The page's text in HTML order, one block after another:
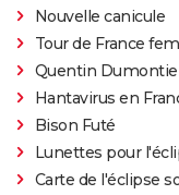
Nouvelle canicule
Tour de France
Quentin
Hantavirus en
Bison Futé
Lunettes pour
Carte de l'éclipse